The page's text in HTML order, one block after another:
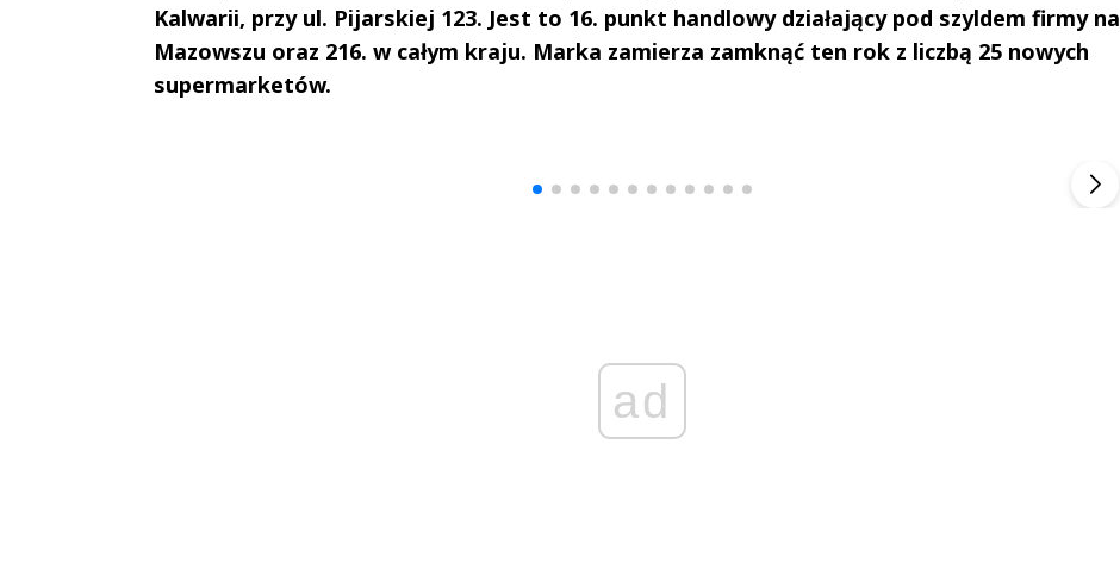
Kalwarii, przy ul. Pijarskiej 123. Jest to 16. punkt handlowy działający pod szyldem firmy na
Mazowszu oraz 216. w całym kraju. Marka zamierza zamknąć ten rok z liczbą 25 nowych
supermarketów.
ad